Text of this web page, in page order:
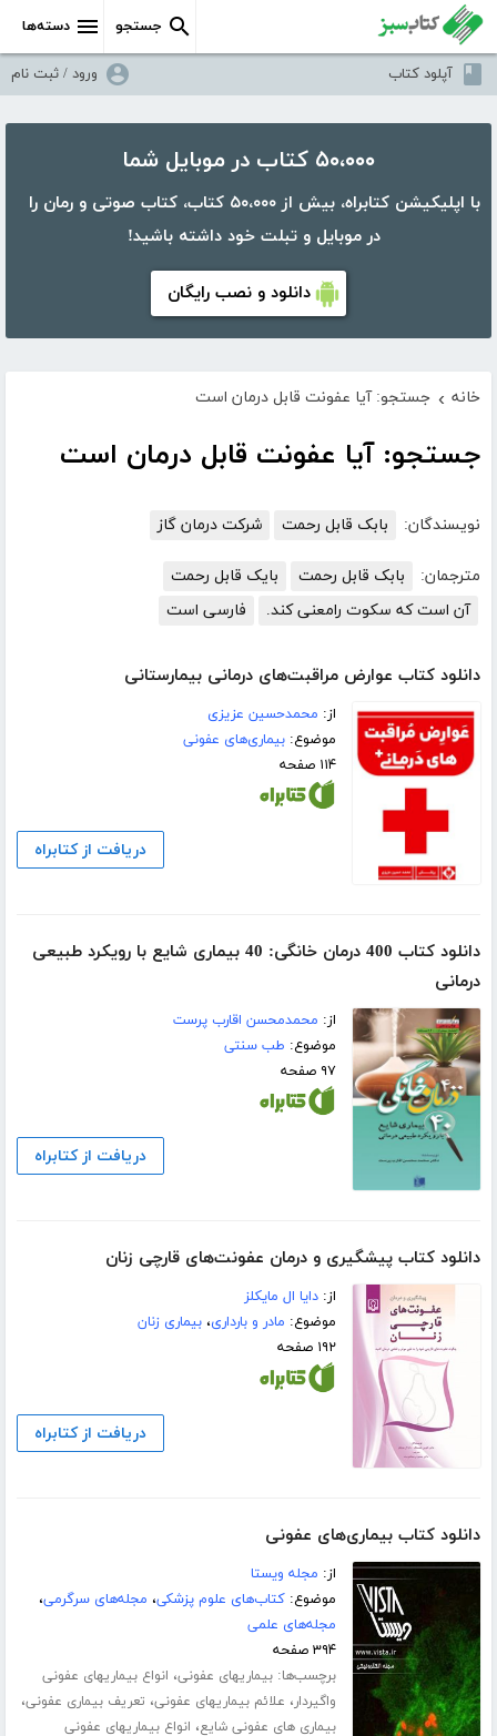
دسته‌ها جستجو
آپلود کتاب ورود / ثبت نام
۵۰،۰۰۰ کتاب در موبایل شما
با اپلیکیشن کتابراه، بیش از ۵۰،۰۰۰ کتاب، کتاب صوتی و رمان را
در موبایل و تبلت خود داشته باشید!
دانلود و نصب رایگان
خانه › جستجو: آیا عفونت قابل درمان است
جستجو: آیا عفونت قابل درمان است
نویسندگان: بابک قابل رحمت شرکت درمان گاز
مترجمان: بابک قابل رحمت
بایک قابل رحمت
آن است که سکوت رامعنی کند.
فارسی است
دانلود کتاب عوارض مراقبت‌های درمانی بیمارستانی
از: محمدحسین عزیزی
موضوع:بیماری‌های عفونی
۱۱۴ صفحه
دریافت از کتابراه
دانلود کتاب 400 درمان‌ خانگی: 40 بیماری شایع با رویکرد طبیعی
درمانی
از: محمدمحسن اقارب پرست
موضوع: طب سنتی
۹۷ صفحه
دریافت از کتابراه
دانلود کتاب پیشگیری و درمان عفونت‌های قارچی زنان
از:دایا ال مایکلز
موضوع: مادر و بارداری،بیماری زنان
۱۹۲ صفحه
دریافت از کتابراه
دانلود کتاب بیماری‌های عفونی
از: مجله ویستا
موضوع:کتاب‌های علوم پزشکی، مجله‌های سرگرمی،
مجله‌های علمی
۳۹۴ صفحه
برچسب‌ها:بیماریهای عفونی، انواع بیماریهای عفونی
واگیردار، علائم بیماریهای عفونی، تعریف بیماری عفونی،
بیماری های عفونی شایع، انواع بیماریهای عفونی